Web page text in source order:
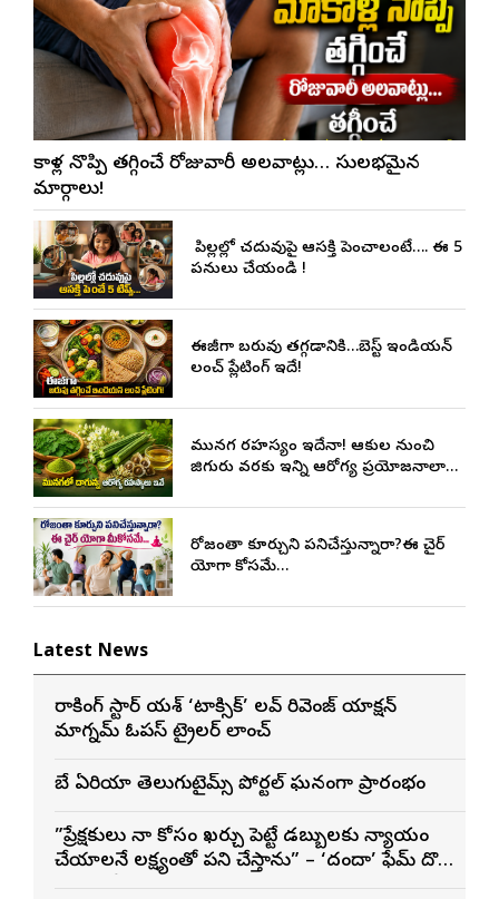
మోకాళ్ల నొప్పి తగ్గించే రోజువారీ అలవాట్లు… సులభమైన
మార్గాలు!
మీ పిల్లల్లో చదువుపై ఆసక్తి పెంచాలంటే…. ఈ 5
పనులు చేయండి !
ఈజీగా బరువు తగ్గడానికి…బెస్ట్ ఇండియన్
లంచ్ ప్లేటింగ్ ఇదే!
మునగ రహస్యం ఇదేనా! ఆకుల నుంచి
జిగురు వరకు ఇన్ని ఆరోగ్య ప్రయోజనాలా…
రోజంతా కూర్చుని పనిచేస్తున్నారా?ఈ చైర్
యోగా మీకోసమే…
Latest News
రాకింగ్ స్టార్ యశ్ ‘టాక్సిక్’ లవ్ రివెంజ్ యాక్షన్
మాగ్నమ్ ఓపస్‌ ట్రైలర్ లాంచ్
బే ఏరియా తెలుగుటైమ్స్ పోర్టల్ ఘనంగా ప్రారంభం
”ప్రేక్షకులు నా కోసం ఖర్చు పెట్టే డబ్బులకు న్యాయం
చేయాలనే లక్ష్యంతో పని చేస్తాను” – ‘దందా’ ఫేమ్ దొర